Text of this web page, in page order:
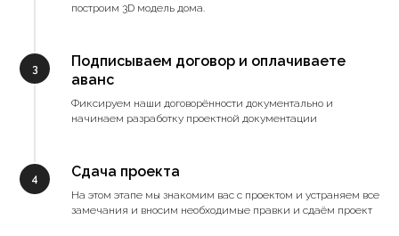
построим 3D модель дома.
3
Подписываем договор и оплачиваете
аванс
Фиксируем наши договорённости документально и
начинаем разработку проектной документации
4 Сдача проекта
На этом этапе мы знакомим вас с проектом и устраняем все
замечания и вносим необходимые правки и сдаём проект